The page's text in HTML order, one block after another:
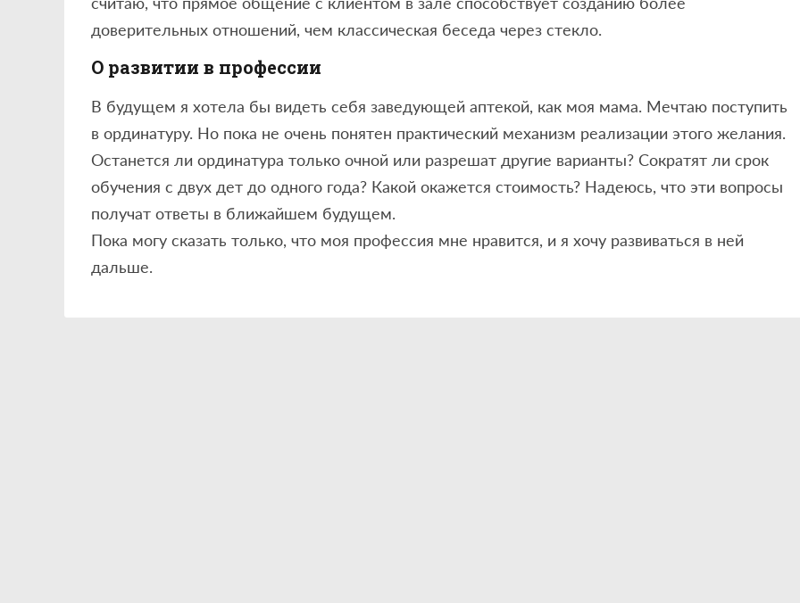
доверительных отношений, чем классическая беседа через стекло.
О развитии в профессии
В будущем я хотела бы видеть себя заведующей аптекой, как моя мама. Мечтаю поступить
в ординатуру. Но пока не очень понятен практический механизм реализации этого желания.
Останется ли ординатура только очной или разрешат другие варианты? Сократят ли срок
обучения с двух дет до одного года? Какой окажется стоимость? Надеюсь, что эти вопросы
получат ответы в ближайшем будущем.
Пока могу сказать только, что моя профессия мне нравится, и я хочу развиваться в ней
дальше.